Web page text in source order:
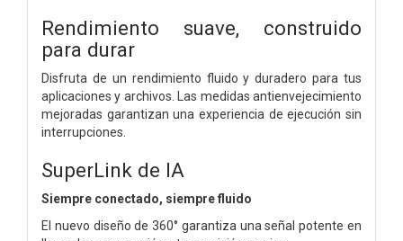
Rendimiento suave, construido
para durar
Disfruta de un rendimiento fluido y duradero para tus
aplicaciones y archivos. Las medidas antienvejecimiento
mejoradas garantizan una experiencia de ejecución sin
interrupciones.
SuperLink de IA
Siempre conectado, siempre fluido
El nuevo diseño de 360° garantiza una señal potente en